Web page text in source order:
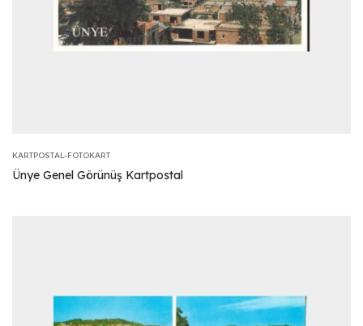
KARTPOSTAL-FOTOKART
Ünye Genel Görünüş Kartpostal